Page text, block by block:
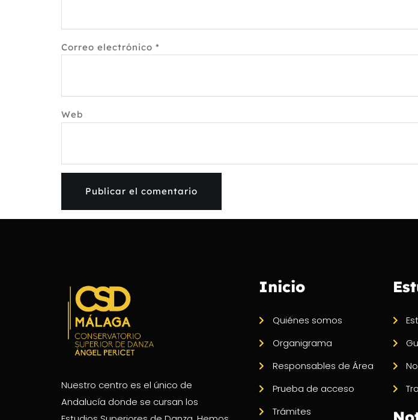
Correo electrónico *
Web
Nuestro centro es el único de
Andalucía donde se cursan los
Inicio
Quiénes somos
Organigrama
Responsables de Área
Prueba de acceso
Trámites